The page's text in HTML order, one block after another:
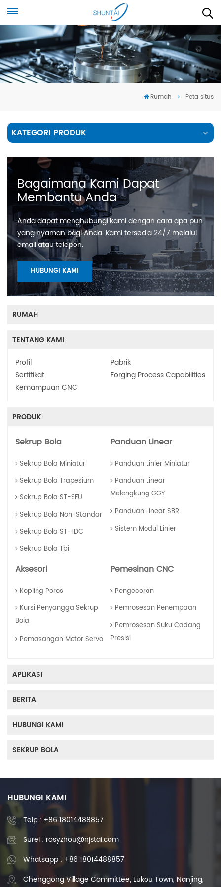
Rumah Peta situs
KATEGORI PRODUK
Bagaimana Kami Dapat
Membantu Anda
Anda dapat menghubungi kami dengan cara apa pun
yang nyaman bagi Anda. Kami tersedia 24/7 melalui
email atau telepon.
HUBUNGI KAMI
RUMAH
TENTANG KAMI
Profil
Pabrik
Sertifikat
Forging Process Capabilities
Kemampuan CNC
PRODUK
Sekrup Bola
Sekrup Bola Miniatur
Sekrup Bola Trapesium
Sekrup Bola ST-SFU
Sekrup Bola Non-Standar
Sekrup Bola ST-FDC
Sekrup Bola Tbi
Panduan Linear
Panduan Linier Miniatur
Panduan Linear
Melengkung GGY
Panduan Linear SBR
Sistem Modul Linier
Aksesori
Kopling Poros
Kursi Penyangga Sekrup
Bola
Pemasangan Motor Servo
Pemesinan CNC
Pengecoran
Pemrosesan Penempaan
Pemrosesan Suku Cadang
Presisi
APLIKASI
BERITA
HUBUNGI KAMI
SEKRUP BOLA
HUBUNGI KAMI
Telp : +86 18014488857
Surel : rosyzhou@njstai.com
Whatsapp : +86 18014488857
Chenggong Village Committee, Lukou Town, Nanjing,